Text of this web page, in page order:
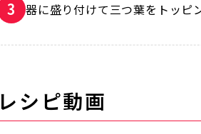
器に盛り付けて三つ葉をトッピ
レシピ動画